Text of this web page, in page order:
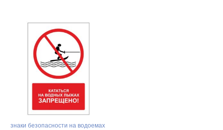
знаки безопасности на водоемах